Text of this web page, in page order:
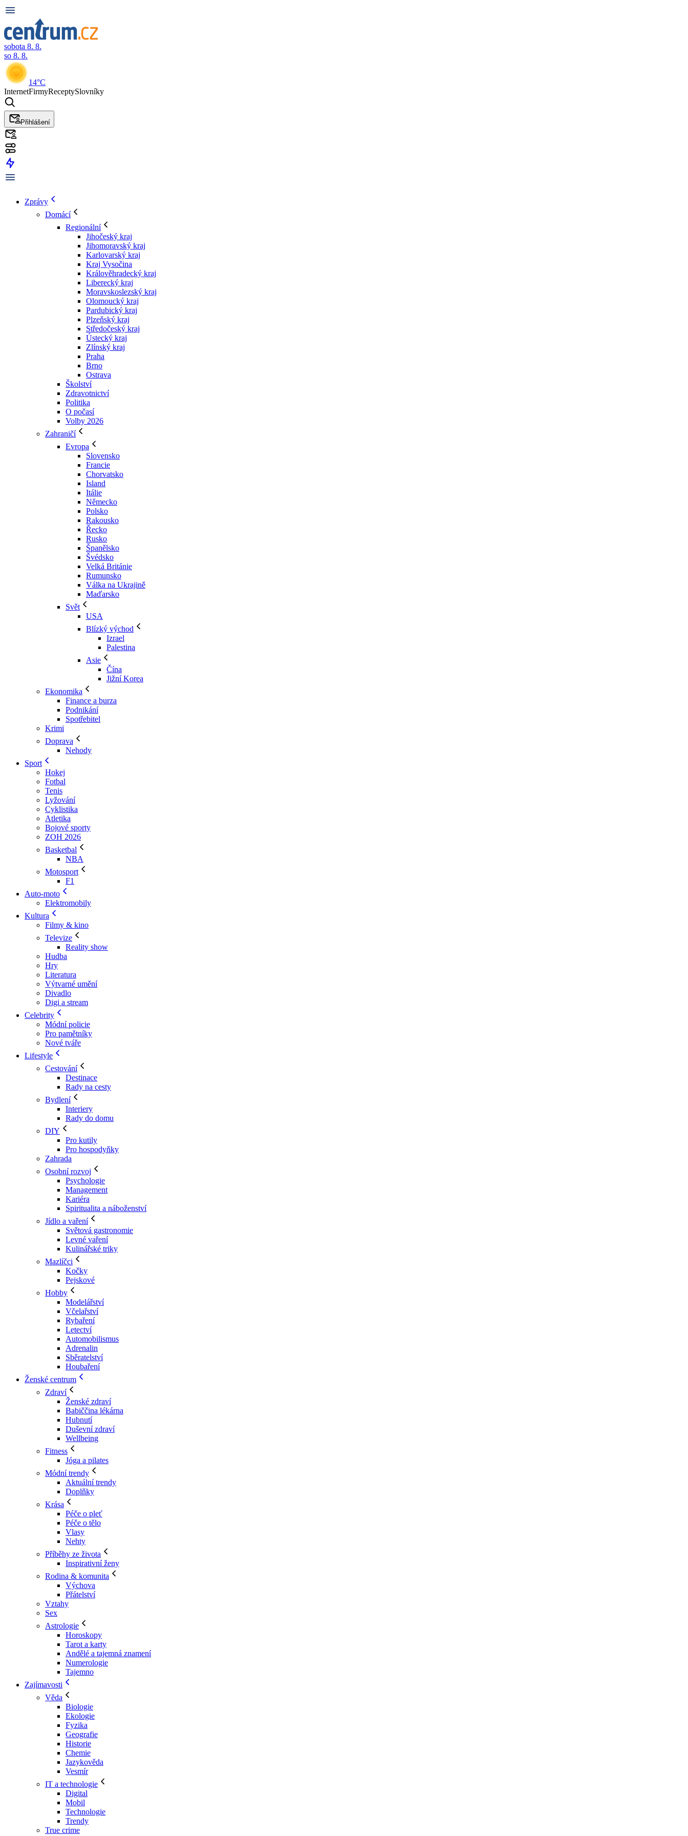
sobota 8. 8.
so 8. 8.
14°C
InternetFirmyReceptySlovníky
Přihlášení
Zprávy
Domácí
Regionální
Jihočeský kraj
Jihomoravský kraj
Karlovarský kraj
Kraj Vysočina
Králověhradecký kraj
Liberecký kraj
Moravskoslezský kraj
Olomoucký kraj
Pardubický kraj
Plzeňský kraj
Středočeský kraj
Ústecký kraj
Zlínský kraj
Praha
Brno
Ostrava
Školství
Zdravotnictví
Politika
O počasí
Volby 2026
Zahraničí
Evropa
Slovensko
Francie
Chorvatsko
Island
Itálie
Německo
Polsko
Rakousko
Řecko
Rusko
Španělsko
Švédsko
Velká Británie
Rumunsko
Válka na Ukrajině
Maďarsko
Svět
USA
Blízký východ
Izrael
Palestina
Asie
Čína
Jižní Korea
Ekonomika
Finance a burza
Podnikání
Spotřebitel
Krimi
Doprava
Nehody
Sport
Hokej
Fotbal
Tenis
Lyžování
Cyklistika
Atletika
Bojové sporty
ZOH 2026
Basketbal
NBA
Motosport
F1
Auto-moto
Elektromobily
Kultura
Filmy & kino
Televize
Reality show
Hudba
Hry
Literatura
Výtvarné umění
Divadlo
Digi a stream
Celebrity
Módní policie
Pro pamětníky
Nové tváře
Lifestyle
Cestování
Destinace
Rady na cesty
Bydlení
Interiery
Rady do domu
DIY
Pro kutily
Pro hospodyňky
Zahrada
Osobní rozvoj
Psychologie
Management
Kariéra
Spiritualita a náboženství
Jídlo a vaření
Světová gastronomie
Levné vaření
Kulinářské triky
Mazlíčci
Kočky
Pejskové
Hobby
Modelářství
Včelařství
Rybaření
Letectví
Automobilismus
Adrenalin
Sběratelství
Houbaření
Ženské centrum
Zdraví
Ženské zdraví
Babiččina lékárna
Hubnutí
Duševní zdraví
Wellbeing
Fitness
Jóga a pilates
Módní trendy
Aktuální trendy
Doplňky
Krása
Péče o pleť
Péče o tělo
Vlasy
Nehty
Příběhy ze života
Inspirativní ženy
Rodina & komunita
Výchova
Přátelství
Vztahy
Sex
Astrologie
Horoskopy
Tarot a karty
Andělé a tajemná znamení
Numerologie
Tajemno
Zajímavosti
Věda
Biologie
Ekologie
Fyzika
Geografie
Historie
Chemie
Jazykověda
Vesmír
IT a technologie
Digital
Mobil
Technologie
Trendy
True crime